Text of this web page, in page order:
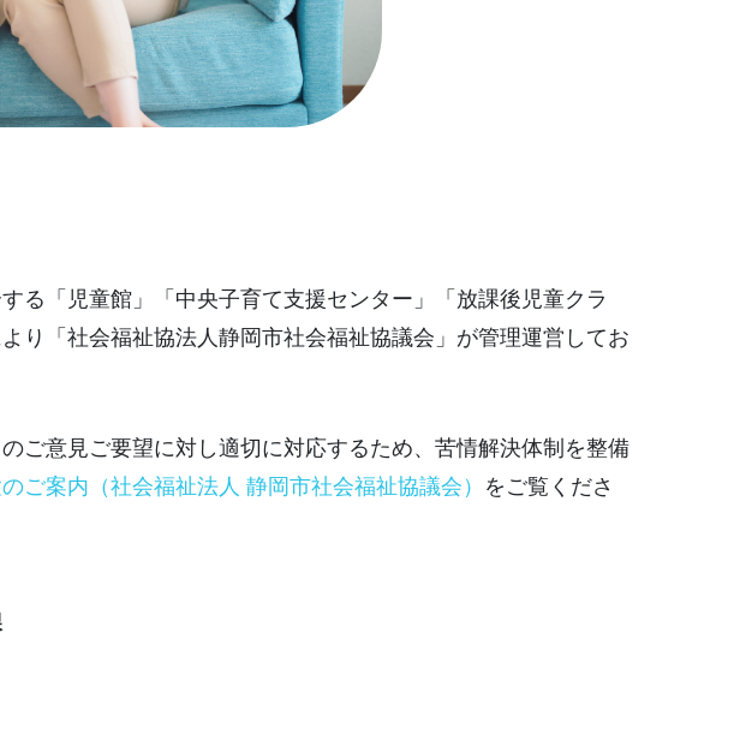
る「児童館」「中央子育て支援センター」「放課後児童クラ
り「社会福祉協法人静岡市社会福祉協議会」が管理運営してお
ご意見ご要望に対し適切に対応するため、苦情解決体制を整備
ご案内（社会福祉法人 静岡市社会福祉協議会） をご覧くださ